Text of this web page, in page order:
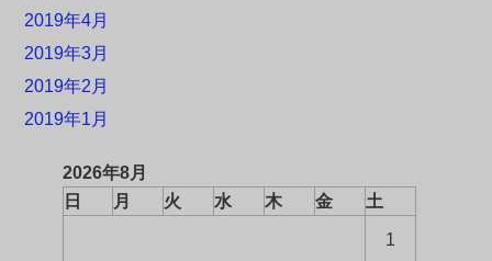
2019年4月
2019年3月
2019年2月
2019年1月
2026年8月
日
月 火 水 木 金 土
1